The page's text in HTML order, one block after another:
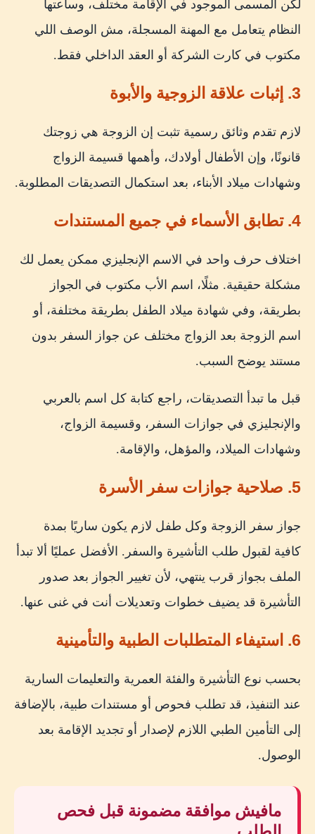
لكن المسمى الموجود في الإقامة مختلف، وساعتها
النظام يتعامل مع المهنة المسجلة، مش الوصف اللي
مكتوب في كارت الشركة أو العقد الداخلي فقط.
3. إثبات علاقة الزوجية والأبوة
لازم تقدم وثائق رسمية تثبت إن الزوجة هي زوجتك
قانونًا، وإن الأطفال أولادك، وأهمها قسيمة الزواج
وشهادات ميلاد الأبناء، بعد استكمال التصديقات المطلوبة.
4. تطابق الأسماء في جميع المستندات
اختلاف حرف واحد في الاسم الإنجليزي ممكن يعمل لك
مشكلة حقيقية. مثلًا، اسم الأب مكتوب في الجواز
بطريقة، وفي شهادة ميلاد الطفل بطريقة مختلفة، أو
اسم الزوجة بعد الزواج مختلف عن جواز السفر بدون
مستند يوضح السبب.
قبل ما تبدأ التصديقات، راجع كتابة كل اسم بالعربي
والإنجليزي في جوازات السفر، وقسيمة الزواج،
وشهادات الميلاد، والمؤهل، والإقامة.
5. صلاحية جوازات سفر الأسرة
جواز سفر الزوجة وكل طفل لازم يكون ساريًا بمدة
كافية لقبول طلب التأشيرة والسفر. الأفضل عمليًا ألا تبدأ
الملف بجواز قرب ينتهي، لأن تغيير الجواز بعد صدور
التأشيرة قد يضيف خطوات وتعديلات أنت في غنى عنها.
6. استيفاء المتطلبات الطبية والتأمينية
بحسب نوع التأشيرة والفئة العمرية والتعليمات السارية
عند التنفيذ، قد تطلب فحوص أو مستندات طبية، بالإضافة
إلى التأمين الطبي اللازم لإصدار أو تجديد الإقامة بعد
الوصول.
مافيش موافقة مضمونة قبل فحص